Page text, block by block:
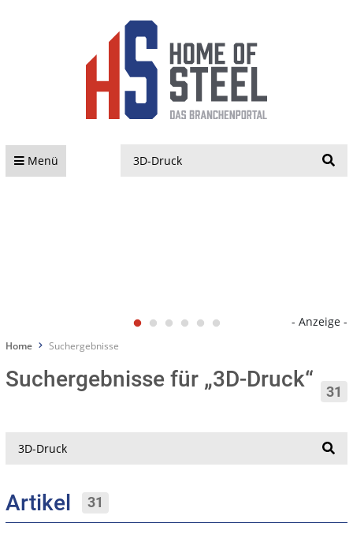
Menü
- Anzeige -
Home Suchergebnisse
Suchergebnisse für „3D-Druck“ 31
Artikel 31